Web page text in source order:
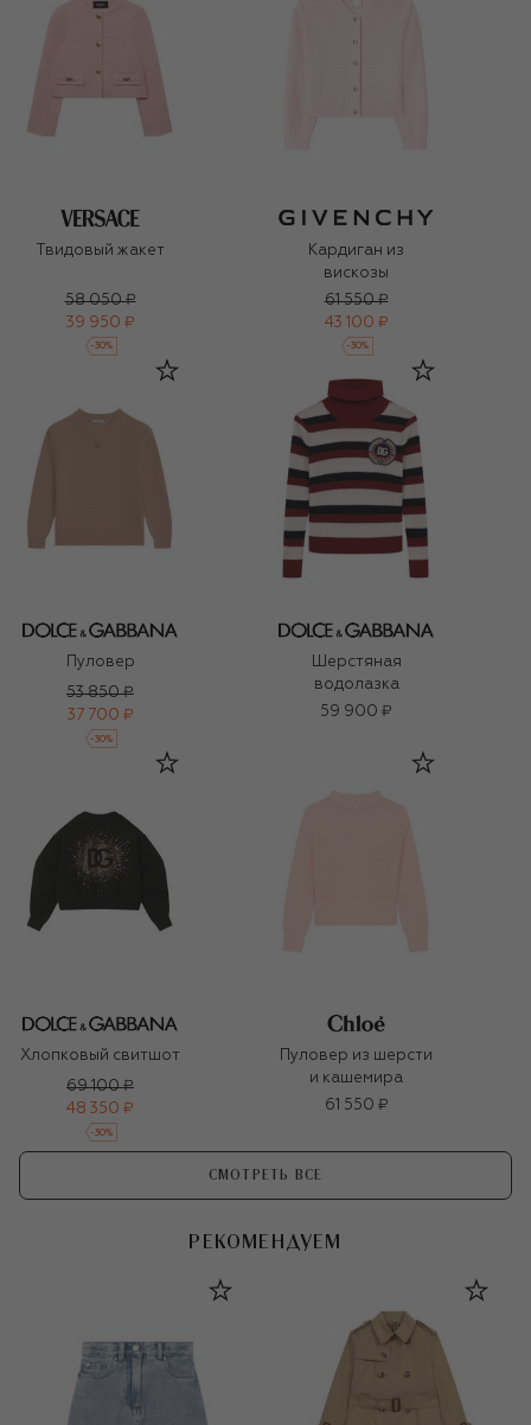
Твидовый жакет
58 050 ₽
39 950 ₽
-30%
Кардиган из
вискозы
61 550 ₽
43 100 ₽
-30%
Пуловер
53 850 ₽
37 700 ₽
-30%
Шерстяная
водолазка
59 900 ₽
Хлопковый свитшот
69 100 ₽
48 350 ₽
-30%
Пуловер из шерсти
и кашемира
61 550 ₽
СМОТРЕТЬ ВСЕ
РЕКОМЕНДУЕМ